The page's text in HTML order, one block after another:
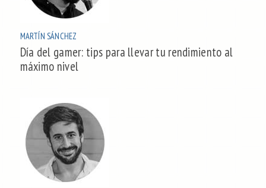
MARTÍN SÁNCHEZ
Día del gamer: tips para llevar tu rendimiento al
máximo nivel